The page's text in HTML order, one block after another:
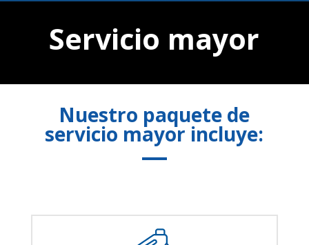
Servicio mayor
Nuestro paquete de
servicio mayor incluye: